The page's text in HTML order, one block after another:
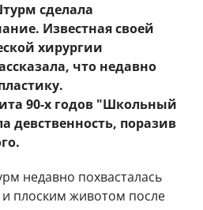
сделала
Известная своей
хирургии
что недавно
90-х годов "Школьный
девственность, поразив
недавно похвасталась
плоским животом после